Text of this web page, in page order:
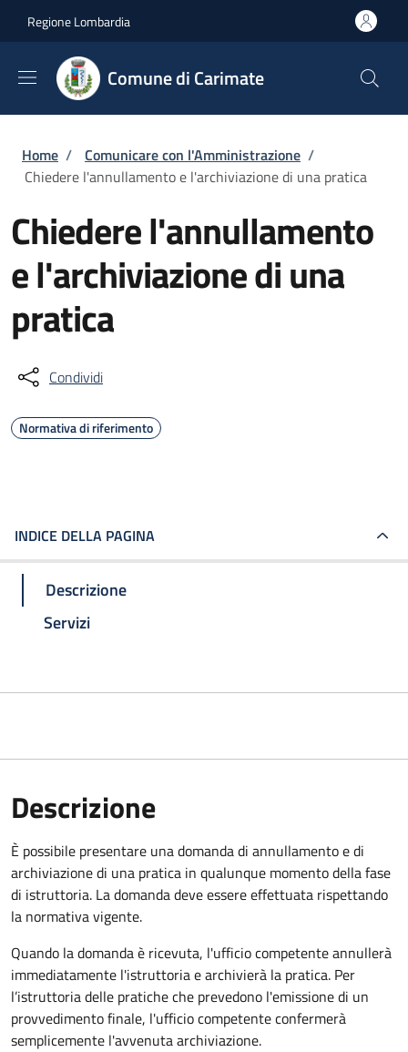
Regione Lombardia
Comune di Carimate
Briciole di pane
Home / Comunicare con l'Amministrazione /
Chiedere l'annullamento e l'archiviazione di una pratica
Chiedere l'annullamento
e l'archiviazione di una
pratica
Condividi
Normativa di riferimento
INDICE DELLA PAGINA
Descrizione
Servizi
Descrizione
È possibile presentare una domanda di annullamento e di
archiviazione di una pratica in qualunque momento della fase
di istruttoria. La domanda deve essere effettuata rispettando
la normativa vigente.
Quando la domanda è ricevuta, l'ufficio competente annullerà
immediatamente l'istruttoria e archivierà la pratica. Per
l’istruttoria delle pratiche che prevedono l'emissione di un
provvedimento finale, l'ufficio competente confermerà
semplicemente l'avvenuta archiviazione.